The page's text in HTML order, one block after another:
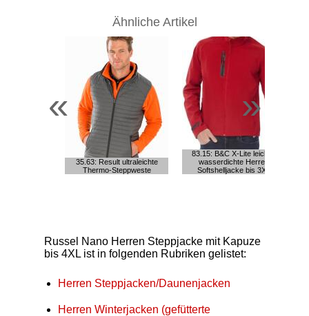
Ähnliche Artikel
«
35.63: Result ultraleichte
Thermo-Steppweste
83.15: B&C X-Lite leichte,
wasserdichte Herren
Softshelljacke bis 3XL
»
Russel Nano Herren Steppjacke mit Kapuze
bis 4XL ist in folgenden Rubriken gelistet:
Herren Steppjacken/Daunenjacken
Herren Winterjacken (gefütterte